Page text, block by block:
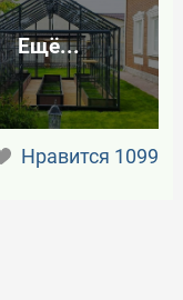
Ещё...
Нравится 1099